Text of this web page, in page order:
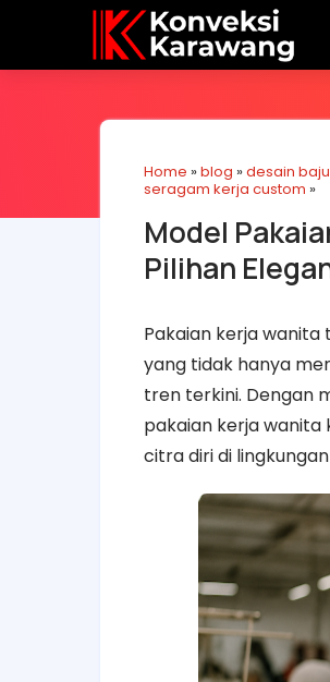
Home »blog »desain
seragam kerja custom »
Model
Pilihan
Pakaian kerja
yang tidak hanya
tren terkini. Dengan
pakaian kerja wanita
citra diri di